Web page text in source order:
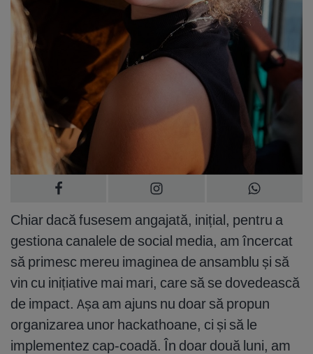
Chiar dacă fusesem angajată, inițial, pentru a
gestiona canalele de social media, am încercat
să primesc mereu imaginea de ansamblu și să
vin cu inițiative mai mari, care să se dovedească
de impact. Așa am ajuns nu doar să propun
organizarea unor hackathoane, ci și să le
implementez cap-coadă. În doar două luni, am